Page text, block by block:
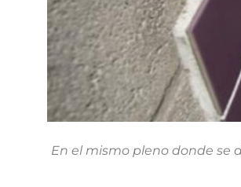
En el mismo pleno donde se